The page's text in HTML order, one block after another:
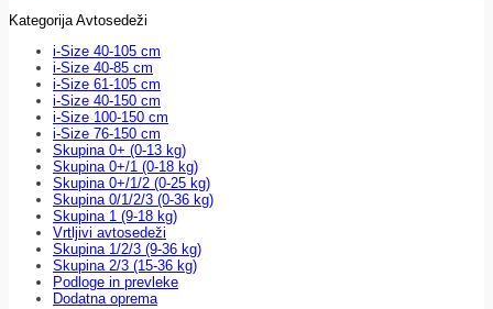
Kategorija Avtosedeži
i-Size 40-105 cm
i-Size 40-85 cm
i-Size 61-105 cm
i-Size 40-150 cm
i-Size 100-150 cm
i-Size 76-150 cm
Skupina 0+ (0-13 kg)
Skupina 0+/1 (0-18 kg)
Skupina 0+/1/2 (0-25 kg)
Skupina 0/1/2/3 (0-36 kg)
Skupina 1 (9-18 kg)
Vrtljivi avtosedeži
Skupina 1/2/3 (9-36 kg)
Skupina 2/3 (15-36 kg)
Podloge in prevleke
Dodatna oprema